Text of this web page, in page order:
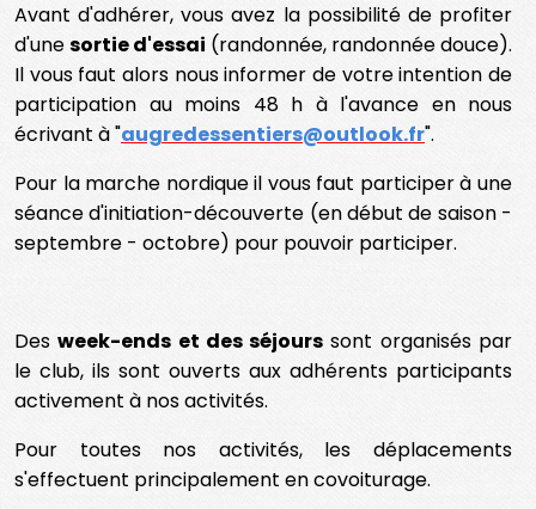
Avant d'adhérer, vous avez la possibilité de profiter
d'unesortie d'essai (randonnée, randonnée douce).
Il vous faut alors nous informer de votre intention de
participation au moins 48 h à l'avance en nous
écrivant à "augredessentiers@outlook.fr".
Pour la marche nordique il vous faut participer à une
séance d'initiation-découverte (en début de saison -
septembre - octobre) pour pouvoir participer.
Desweek-ends et des séjours sont organisés par
le club, ils sont ouverts aux adhérents participants
activement à nos activités.
Pour toutes nos activités, les déplacements
s'effectuent principalement en covoiturage.